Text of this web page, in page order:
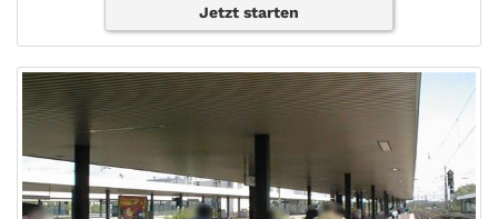
Jetzt starten